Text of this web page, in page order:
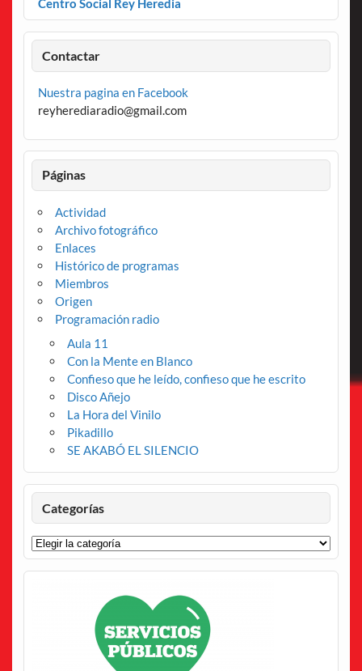
Centro Social Rey Heredia
Contactar
Nuestra pagina en Facebook
reyherediaradio@gmail.com
Páginas
Actividad
Archivo fotográfico
Enlaces
Histórico de programas
Miembros
Origen
Programación radio
Aula 11
Con la Mente en Blanco
Confieso que he leído, confieso que he escrito
Disco Añejo
La Hora del Vinilo
Pikadillo
SE AKABÓ EL SILENCIO
Categorías
Categorías